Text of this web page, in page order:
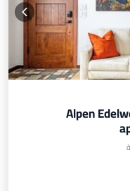
Alpen